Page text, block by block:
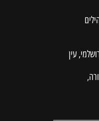
עין